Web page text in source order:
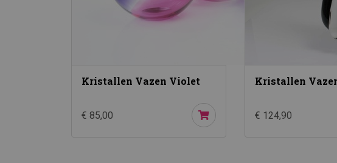
Kristallen Vazen Violet
€ 85,00
Kristallen
€ 124,90